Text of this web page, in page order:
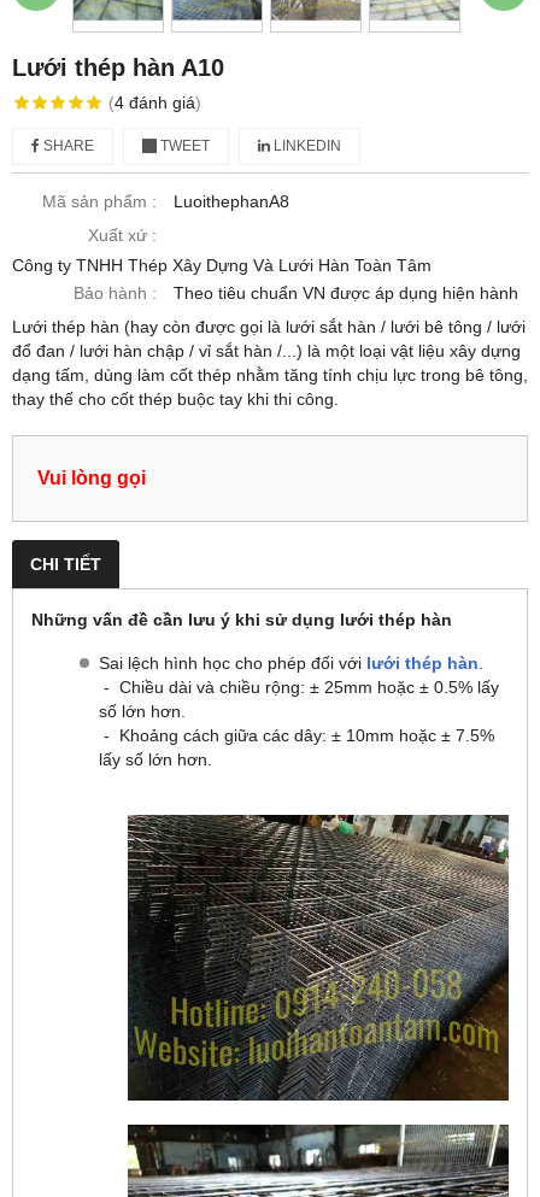
Lưới thép hàn A10
(4 đánh giá)
SHARE TWEET LINKEDIN
Mã sản phẩm :
LuoithephanA8
Xuất xứ :
Công ty TNHH Thép Xây Dựng Và Lưới Hàn Toàn Tâm
Bảo hành :
Theo tiêu chuẩn VN được áp dụng hiện hành
Lưới thép hàn (hay còn được gọi là lưới sắt hàn / lưới bê tông / lưới
đổ đan / lưới hàn chập / vỉ sắt hàn /...) là một loại vật liệu xây dựng
dạng tấm, dùng làm cốt thép nhằm tăng tính chịu lực trong bê tông,
thay thế cho cốt thép buộc tay khi thi công.
Vui lòng gọi
CHI TIẾT
Những vấn đề cần lưu ý khi sử dụng lưới thép hàn
Sai lệch hình học cho phép đối với lưới thép hàn
- Chiều dài và chiều rộng: ± 25mm hoặc ± 0.5% lấy
số lớn hơn.
- Khoảng cách giữa các dây: ± 10mm hoặc ± 7.5%
lấy số lớn hơn.